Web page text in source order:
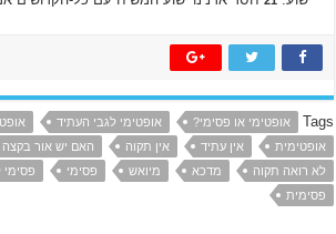
Tags אופטימי או פסימי? אופטימי לגבי העתיד
אופטימית
אין עתיד אין תקוה
האם יש אור
לא רואה תקוה
מדכא מיואש פסימי פסימי
פסימית